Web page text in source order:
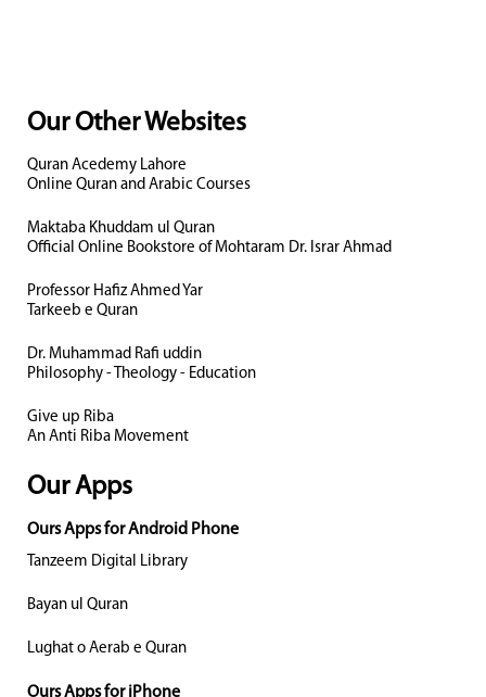
Our Other Websites
Quran Acedemy Lahore
Online Quran and Arabic Courses
Maktaba Khuddam ul Quran
Official Online Bookstore of Mohtaram Dr. Israr Ahmad
Professor Hafiz Ahmed Yar
Tarkeeb e Quran
Dr. Muhammad Rafi uddin
Philosophy - Theology - Education
Give up Riba
An Anti Riba Movement
Our Apps
Ours Apps for Android Phone
Tanzeem Digital Library
Bayan ul Quran
Lughat o Aerab e Quran
Ours Apps for iPhone